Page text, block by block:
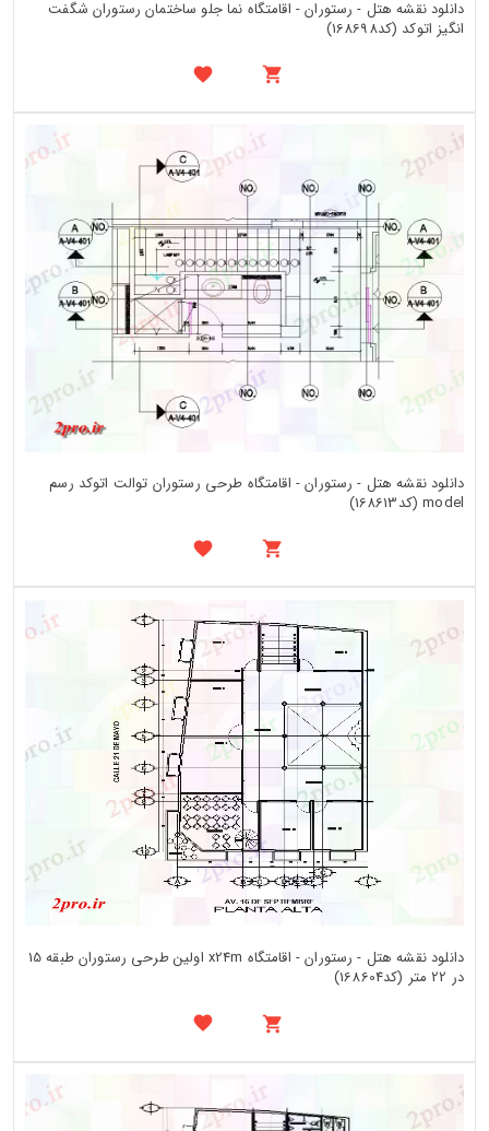
دانلود نقشه هتل - رستوران - اقامتگاه نما جلو ساختمان رستوران شگفت
انگیز اتوکد (کد168698)
دانلود نقشه هتل - رستوران - اقامتگاه طرحی رستوران توالت اتوکد رسم
model (کد168613)
دانلود نقشه هتل - رستوران - اقامتگاه x24m اولین طرحی رستوران طبقه 15
در 22 متر (کد168604)